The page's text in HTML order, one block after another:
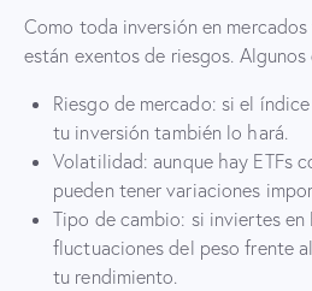
Como toda inversión en
están exentos de riesgos.
Riesgo de mercado: si el
tu inversión también lo hará.
Volatilidad: aunque hay ETFs
pueden tener variaciones
Tipo de cambio: si inviertes en
fluctuaciones del peso frente
tu rendimiento.